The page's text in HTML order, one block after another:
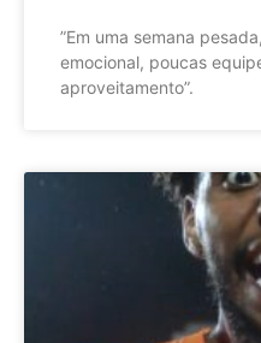
”Em uma semana
emocional, poucas
aproveitamento”.